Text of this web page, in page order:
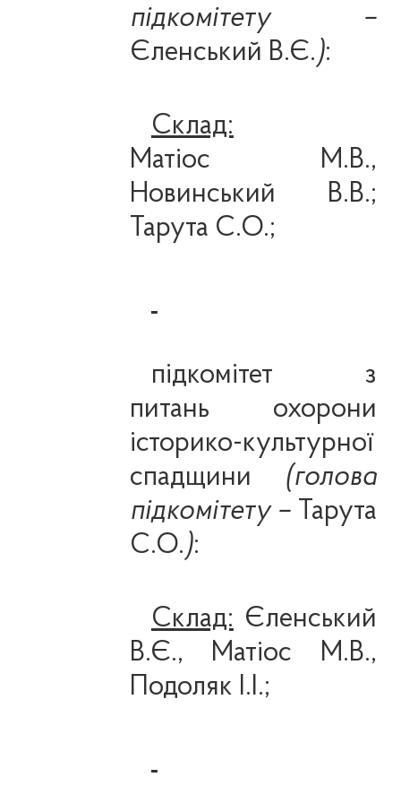
підкомітету –
Єленський В.Є.):
Склад:
Матіос М.В.,
Новинський В.В.;
Тарута С.О.;
підкомітет з
питань охорони
історико-культурної
спадщини (голова
підкомітету – Тарута
С.О.):
Склад: Єленський
В.Є., Матіос М.В.,
Подоляк І.І.;